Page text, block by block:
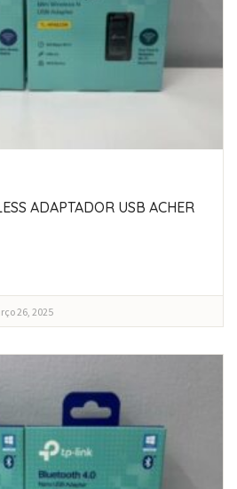
ADAPTADOR USB ACHER
26, 2025